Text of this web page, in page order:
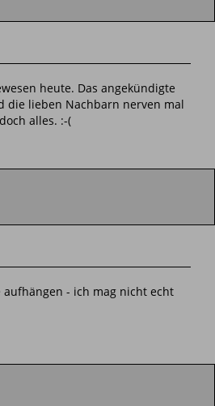
heute. Das angekündigte
die lieben Nachbarn nerven mal
alles. :-(
aufhängen - ich mag nicht echt